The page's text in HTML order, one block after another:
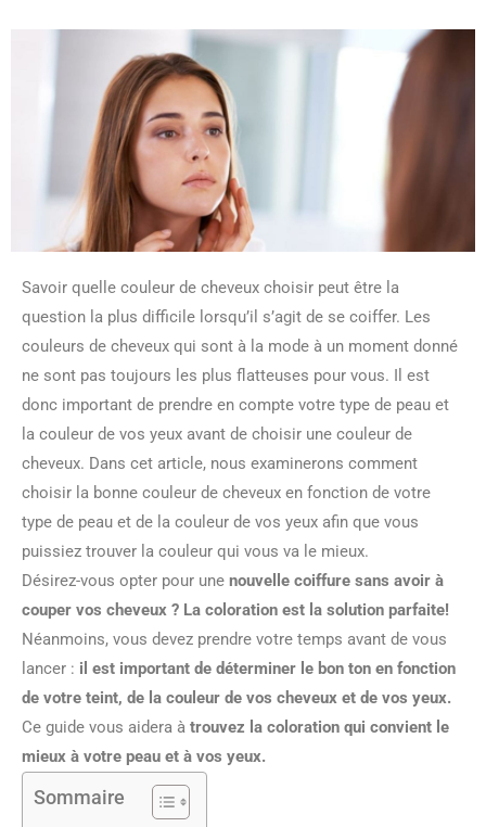
Savoir quelle couleur de cheveux choisir peut être la
question la plus difficile lorsqu’il s’agit de se coiffer. Les
couleurs de cheveux qui sont à la mode à un moment donné
ne sont pas toujours les plus flatteuses pour vous. Il est
donc important de prendre en compte votre type de peau et
la couleur de vos yeux avant de choisir une couleur de
cheveux. Dans cet article, nous examinerons comment
choisir la bonne couleur de cheveux en fonction de votre
type de peau et de la couleur de vos yeux afin que vous
puissiez trouver la couleur qui vous va le mieux.
Désirez-vous opter pour une nouvelle coiffure sans avoir à
couper vos cheveux ? La coloration est la solution parfaite!
Néanmoins, vous devez prendre votre temps avant de vous
lancer : il est important de déterminer le bon ton en fonction
de votre teint, de la couleur de vos cheveux et de vos yeux.
Ce guide vous aidera à trouvez la coloration qui convient le
mieux à votre peau et à vos yeux.
Sommaire